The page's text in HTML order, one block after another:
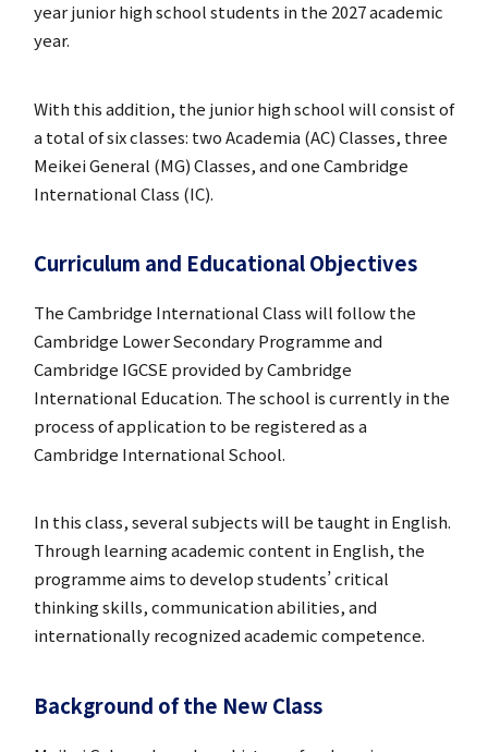
year junior high school students in the 2027 academic
year.
With this addition, the junior high school will consist of
a total of six classes: two Academia (AC) Classes, three
Meikei General (MG) Classes, and one Cambridge
International Class (IC).
Curriculum and Educational Objectives
The Cambridge International Class will follow the
Cambridge Lower Secondary Programme and
Cambridge IGCSE provided by Cambridge
International Education. The school is currently in the
process of application to be registered as a
Cambridge International School.
In this class, several subjects will be taught in English.
Through learning academic content in English, the
programme aims to develop students’ critical
thinking skills, communication abilities, and
internationally recognized academic competence.
Background of the New Class
MEIKEI ART GALLERY
国際教育
留学制度
希望制海外研修制度
閉じる